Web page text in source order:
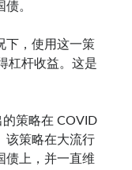
。
下，使用这一策
杠杆收益。这是
策略在 COVID
该策略在大流行
债上，并一直维